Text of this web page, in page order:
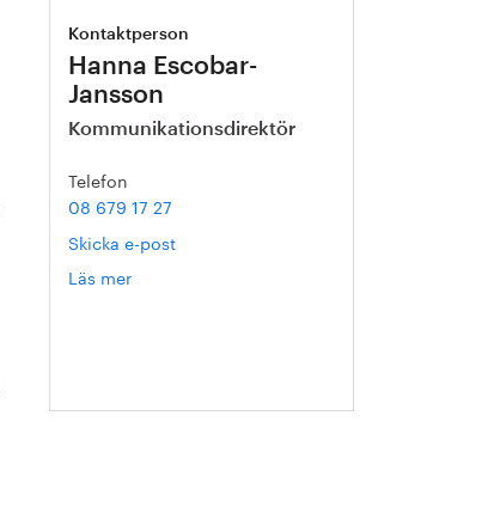
Kontaktperson
Hanna Escobar-
Jansson
Kommunikationsdirektör
Telefon
08 679 17 27
Skicka e-post
Läs mer